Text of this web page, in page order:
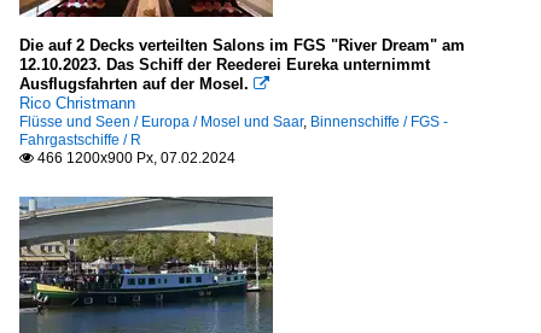
P - Q
R
Flüsse und Seen
Europa
La Meuse - Die Maas
Rhein
Die auf 2 Decks verteilten Salons im FGS "River Dream" am
12.10.2023. Das Schiff der Reederei Eureka unternimmt
Ausflugsfahrten auf der Mosel. 
Rico Christmann
Flüsse und Seen / Europa / Mosel und Saar, Binnenschiffe / FGS -
Fahrgastschiffe / R
 466 1200x900 Px, 07.02.2024